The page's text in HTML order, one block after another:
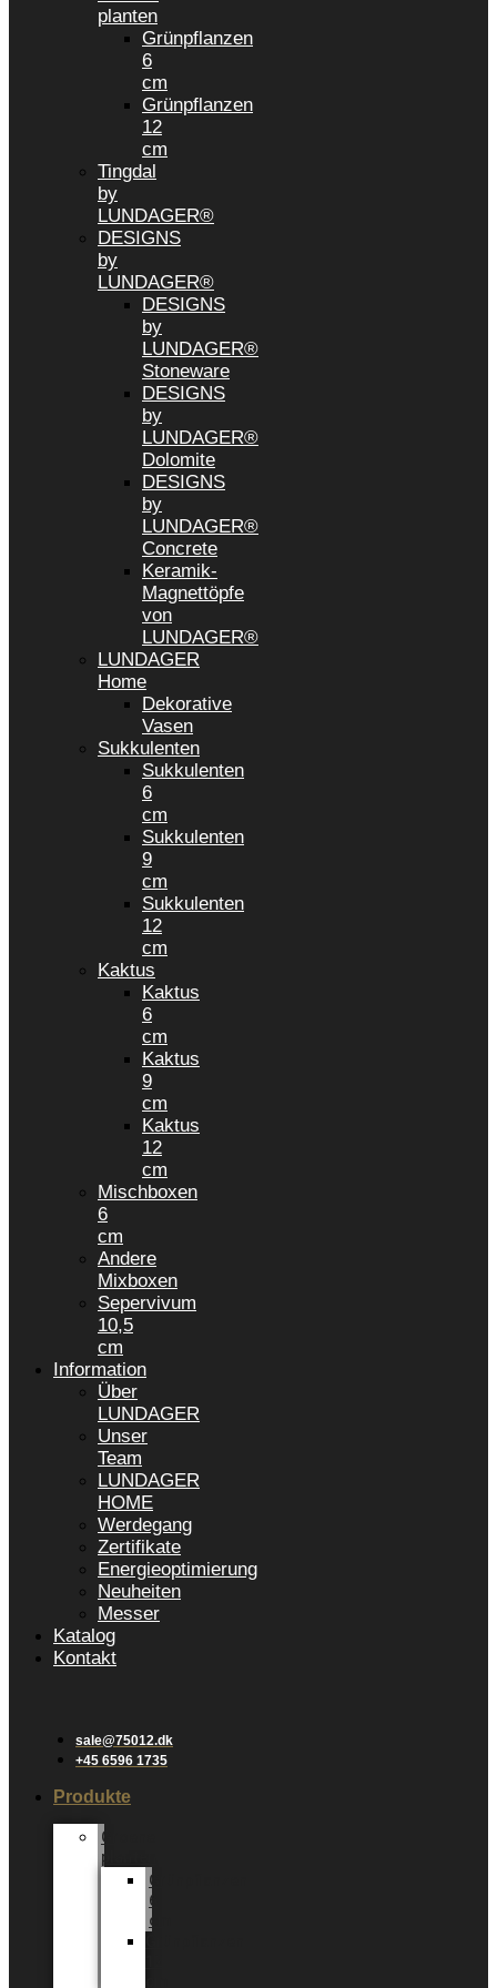
planten
Grünpflanzen
6
cm
Grünpflanzen
12
cm
Tingdal
by
LUNDAGER®
DESIGNS
by
LUNDAGER®
DESIGNS
by
LUNDAGER®
Stoneware
DESIGNS
by
LUNDAGER®
Dolomite
DESIGNS
by
LUNDAGER®
Concrete
Keramik-
Magnettöpfe
von
LUNDAGER®
LUNDAGER
Home
Dekorative
Vasen
Sukkulenten
Sukkulenten
6
cm
Sukkulenten
9
cm
Sukkulenten
12
cm
Kaktus
Kaktus
6
cm
Kaktus
9
cm
Kaktus
12
cm
Mischboxen
6
cm
Andere
Mixboxen
Sepervivum
10,5
cm
Information
Über
LUNDAGER
Unser
Team
LUNDAGER
HOME
Werdegang
Zertifikate
Energieoptimierung
Neuheiten
Messer
Katalog
Kontakt
sale@75012.dk
+45 6596 1735
Produkte
Groene
planten
Grünpflanzen
6
cm